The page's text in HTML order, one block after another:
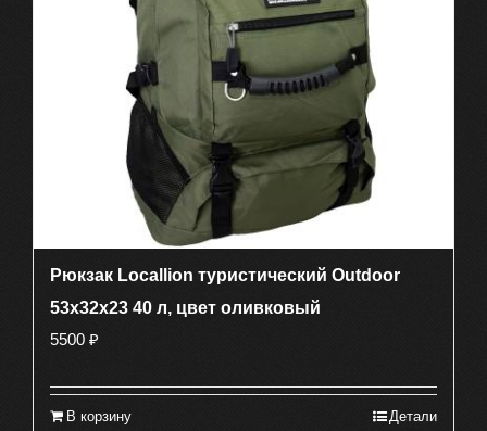
Рюкзак Locallion туристический Outdoor
53х32х23 40 л, цвет оливковый
5500 ₽
В корзину Детали